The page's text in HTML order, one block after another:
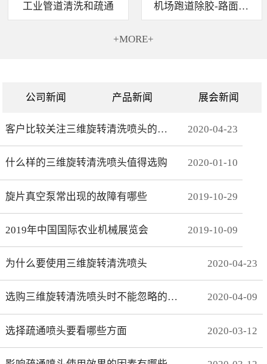
工业管道清洗和疏通 机场跑道除胶-路面标线清除
+MORE+
公司新闻 产品新闻 展会新闻
客户比较关注三维旋转清洗喷头的哪些方面 2020-04-23
什么样的三维旋转清洗喷头值得选购 2020-01-10
旋片真空泵常出现的故障有哪些 2019-10-29
2019年中国国际农业机械展览会 2019-10-09
为什么要使用三维旋转清洗喷头 2020-04-23
选购三维旋转清洗喷头时不能忽略的事项有哪些 2020-04-09
选择疏通喷头要看哪些方面 2020-03-12